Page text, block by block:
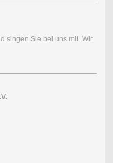
singen Sie bei uns mit. Wir